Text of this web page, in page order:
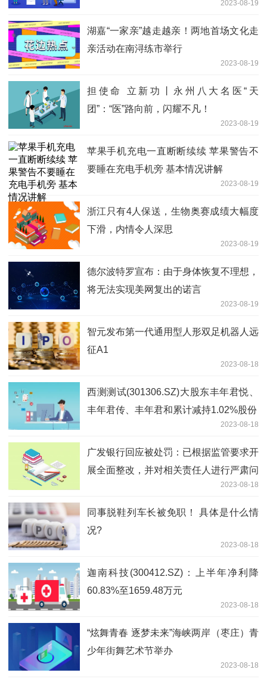
2023-08-19
湖嘉“一家亲”越走越亲！两地首场文化走
亲活动在南浔练市举行
2023-08-19
担使命 立新功丨永州八大名医“天
团”：“医”路向前，闪耀不凡！
2023-08-19
苹果手机充电一直断断续续 苹果警告不
要睡在充电手机旁 基本情况讲解
2023-08-19
浙江只有4人保送，生物奥赛成绩大幅度
下滑，内情令人深思
2023-08-19
德尔波特罗宣布：由于身体恢复不理想，
将无法实现美网复出的诺言
2023-08-19
智元发布第一代通用型人形双足机器人远
征A1
2023-08-18
西测测试(301306.SZ)大股东丰年君悦、
丰年君传、丰年君和累计减持1.02%股份
2023-08-18
广发银行回应被处罚：已根据监管要求开
展全面整改，并对相关责任人进行严肃问
2023-08-18
同事脱鞋列车长被免职！ 具体是什么情
况?
2023-08-18
迦南科技(300412.SZ)：上半年净利降
60.83%至1659.48万元
2023-08-18
“炫舞青春 逐梦未来”海峡两岸（枣庄）青
少年街舞艺术节举办
2023-08-18